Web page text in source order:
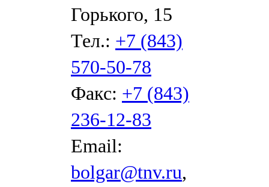
Горького, 15
Тел.: +7 (843)
570-50-78
Факс: +7 (843)
236-12-83
Email:
bolgar@tnv.ru,